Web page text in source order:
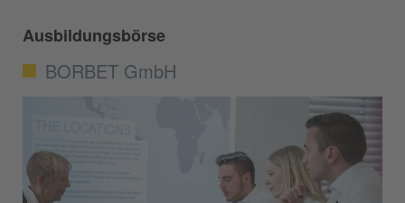
Ausbildungsbörse
BORBET GmbH